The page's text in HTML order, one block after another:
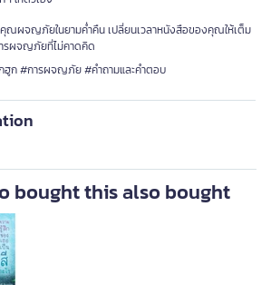
ณผจญภัยในยามค่ำคืน เปลี่ยนเวลาหนังสือของคุณให้เต็ม
รผจญภัยที่ไม่คาดคิด
ฮูก #การผจญภัย #คำถามและคำตอบ
bought this also bought